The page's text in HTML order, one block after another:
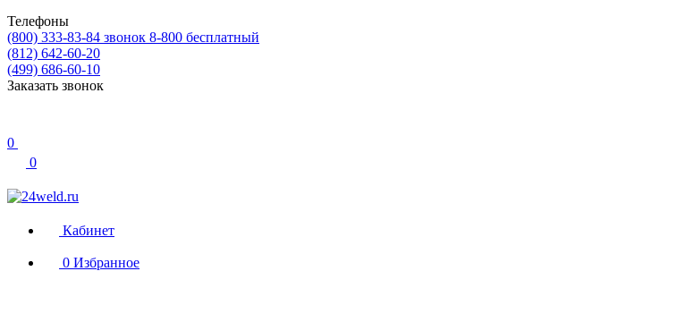
Телефоны
(800) 333-83-84 звонок 8-800 бесплатный
(812) 642-60-20
(499) 686-60-10
Заказать звонок
0
0
Кабинет
0 Избранное